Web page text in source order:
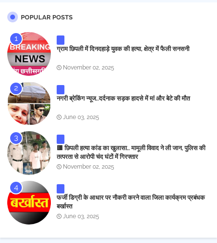
POPULAR POSTS
ग्राम छिपली में दिनदहाड़े युवक की हत्या, क्षेत्र में फैली सनसनी
November 02, 2025
नगरी ब्रेकिंग न्यूज..दर्दनाक सड़क हादसे में मां और बेटे की मौत
June 03, 2025
🟥 छिपली हत्या कांड का खुलासा.. मामूली विवाद ने ली जान, पुलिस की
तत्परता से आरोपी चंद घंटों में गिरफ्तार
November 02, 2025
फर्जी डिग्री के आधार पर नौकरी करने वाला जिला कार्यक्रम प्रबंधक
बर्खास्त
June 03, 2025